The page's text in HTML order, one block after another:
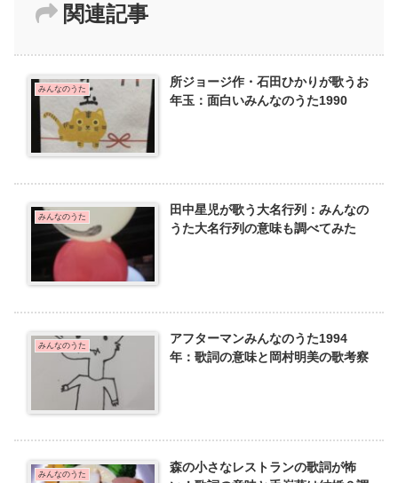
関連記事
みんなのうた
所ジョージ作・石田ひかりが歌うお
年玉：面白いみんなのうた1990
みんなのうた
田中星児が歌う大名行列：みんなの
うた大名行列の意味も調べてみた
みんなのうた
アフターマンみんなのうた1994
年：歌詞の意味と岡村明美の歌考察
みんなのうた
森の小さなレストランの歌詞が怖